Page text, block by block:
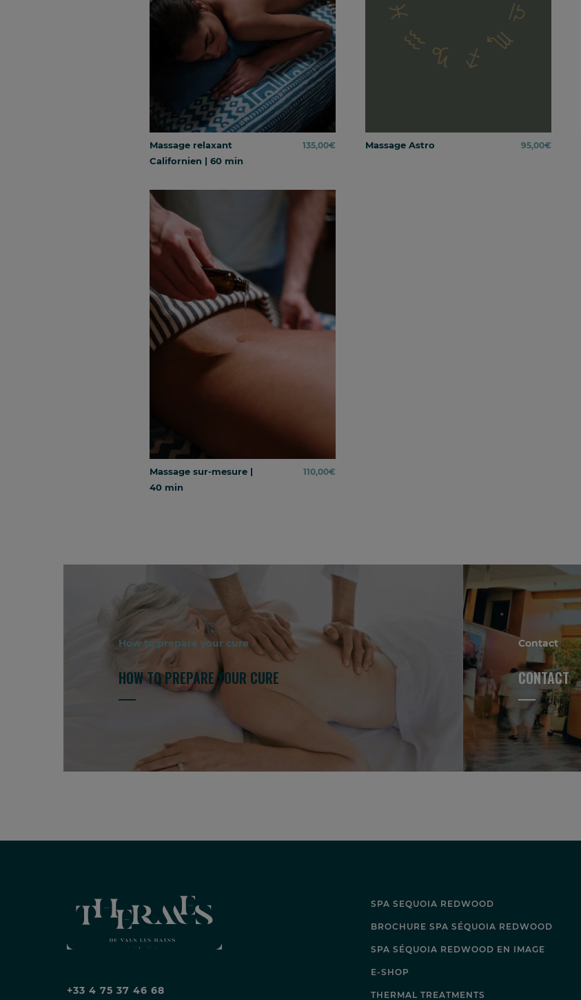
Massage relaxant
Californien | 60 min
135,00€ Massage Astro 95,00€
Massage sur-mesure |
40 min
110,00€
How to prepare your cure
HOW TO PREPARE YOUR CURE
Contact
CONTACT
+33 4 75 37 46 68
SPA SEQUOIA REDWOOD
BROCHURE SPA SÉQUOIA REDWOOD
SPA SÉQUOIA REDWOOD EN IMAGE
E-SHOP
THERMAL TREATMENTS